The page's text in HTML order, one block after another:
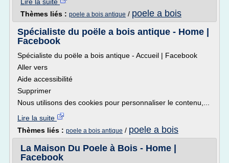
Thèmes liés : poele a bois antique / poele a bois
Spécialiste du poële a bois antique - Home |
Facebook
Spécialiste du poële a bois antique - Accueil | Facebook
Aller vers
Aide accessibilité
Supprimer
Nous utilisons des cookies pour personnaliser le contenu,...
Lire la suite
Thèmes liés : poele a bois antique / poele a bois
La Maison Du Poele à Bois - Home |
Facebook